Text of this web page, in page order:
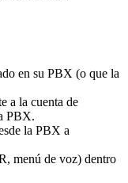
en su PBX (o que la
a la cuenta de
PBX.
la PBX a
menú de voz) dentro